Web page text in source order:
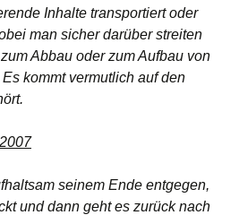
Inhalte transportiert oder
man sicher darüber streiten
Abbau oder zum Aufbau von
kommt vermutlich auf den
seinem Ende entgegen,
und dann geht es zurück nach